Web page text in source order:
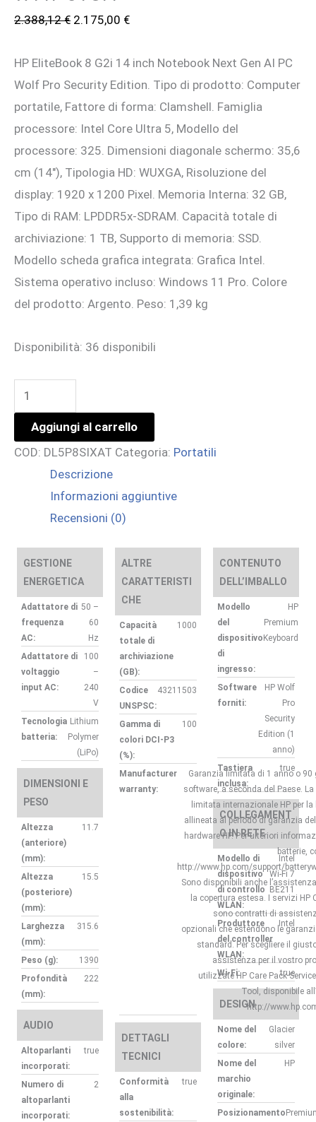
2.388,12€ Il
originale
era:
2.388,12 €.
2.175,00 €Il
attuale
è:
2.175,00 €.
HP EliteBook 8 G2i 14 inch Notebook Next Gen AI PC
Wolf Pro Security Edition. Tipo di prodotto: Computer
portatile, Fattore di forma: Clamshell. Famiglia
processore: Intel Core Ultra 5, Modello del
processore: 325. Dimensioni diagonale schermo: 35,6
cm (14″), Tipologia HD: WUXGA, Risoluzione del
display: 1920 x 1200 Pixel. Memoria Interna: 32 GB,
Tipo di RAM: LPDDR5x-SDRAM. Capacità totale di
archiviazione: 1 TB, Supporto di memoria: SSD.
Modello scheda grafica integrata: Grafica Intel.
Sistema operativo incluso: Windows 11 Pro. Colore
del prodotto: Argento. Peso: 1,39 kg
Disponibilità: 36 disponibili
EB
8
G2I
14
32/1
W11P
3YOFF
quantità
Aggiungi al carrello
COD: DL5P8SIXAT Categoria: Portatili
Descrizione
Informazioni aggiuntive
Recensioni (0)
GESTIONE
ENERGETICA
Adattatore di
frequenza
AC:
50 –
60
Hz
Adattatore di
voltaggio
input AC:
100
–
240
V
Tecnologia
batteria:
Lithium
Polymer
(LiPo)
DIMENSIONI E
PESO
Altezza
(anteriore)
(mm):
11.7
Altezza
(posteriore)
(mm):
15.5
Larghezza
(mm):
315.6
Peso (g):
1390
Profondità
(mm):
222
AUDIO
Altoparlanti
incorporati:
true
Numero di
altoparlanti
incorporati:
2
ALTRE
CARATTERISTI
CHE
Capacità
totale di
archiviazione
(GB):
1000
Codice
UNSPSC:
43211503
Gamma di
colori DCI-P3
(%):
100
Manufacturer
warranty:
Garanzia limitata di 1 anno o 90
software, a seconda del Paese.
limitata internazionale HP per la
allineata al periodo di garanzia
hardware HP. Per ulteriori
batterie,
http://www.hp.com/support/
Sono disponibili anche
la copertura estesa. I servizi HP
sono contratti di
opzionali che estendono le
standard. Per scegliere il
assistenza per il vostro
utilizzate HP Care Pack
Tool, disponibile
http://
DETTAGLI
TECNICI
Conformità
alla
sostenibilità:
true
CONTENUTO
DELL’IMBALLO
Modello
del
dispositivo
di
ingresso:
HP
Premium
Keyboard
Software
forniti:
HP Wolf
Pro
Security
Edition (1
anno)
Tastiera
inclusa:
true
COLLEGAMENT
O IN RETE
Modello di
dispositivo
di controllo
WLAN:
Intel
Wi-Fi 7
BE211
Produttore
del controller
WLAN:
Intel
Wi-Fi: true
DESIGN
Nome del
colore:
Glacier
silver
Nome del
marchio
originale:
HP
Posizionamento